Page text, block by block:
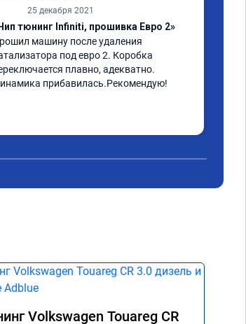
25 декабря 2021
тюнинг Infiniti, прошивка Евро 2»
машину после удаления
под евро 2. Коробка
плавно, адекватно.
прибавилась.Рекомендую!
Volkswagen Touareg CR